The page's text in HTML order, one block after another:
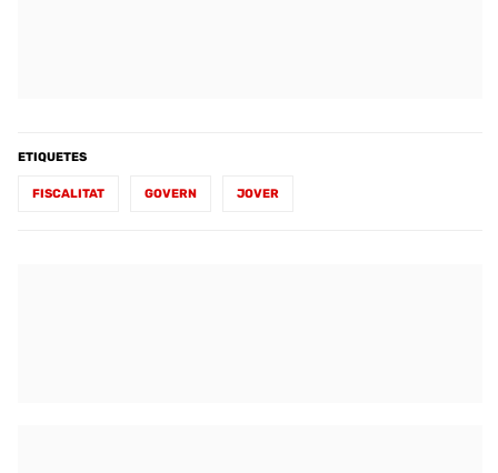
ETIQUETES
FISCALITAT GOVERN JOVER